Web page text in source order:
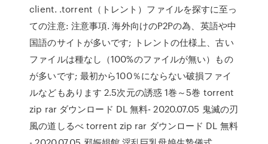
client. .torrent（トレント）ファイルを探すに至っ
ての注意: 注意事項. 海外向けのP2Pの為、英語や中
国語のサイトが多いです; トレントの仕様上、古い
ファイルは種なし（100%のファイルが無い）もの
が多いです; 最初から100％にならない破損ファイ
ルなどもあります 2.5次元の誘惑 1巻～5巻 torrent
zip rar ダウンロード DL 無料- 2020.07.05 鬼滅の刃
風の道しるべ torrent zip rar ダウンロード DL 無料